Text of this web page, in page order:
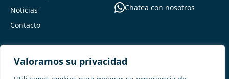
Valoramos su privacidad
Noticias
Contacto
Chatea con nosotros